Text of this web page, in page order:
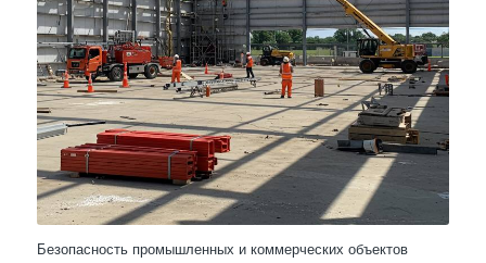
Безопасность промышленных и коммерческих объектов